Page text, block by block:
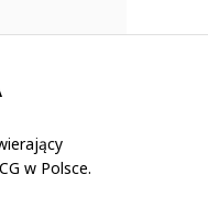
w Polsce.